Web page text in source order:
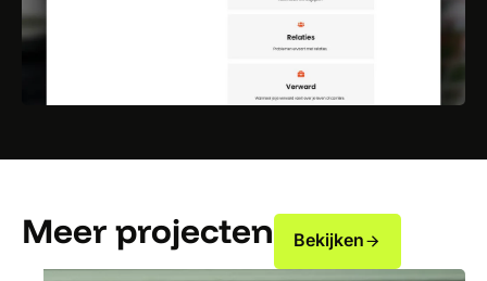
Meer projecten Bekijken